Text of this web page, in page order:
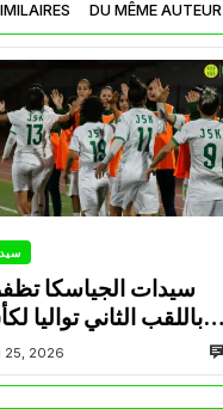
DU MÊME AUTEUR
سيدات الجياسكا
باللقب الثاني تواليا
25, 2026